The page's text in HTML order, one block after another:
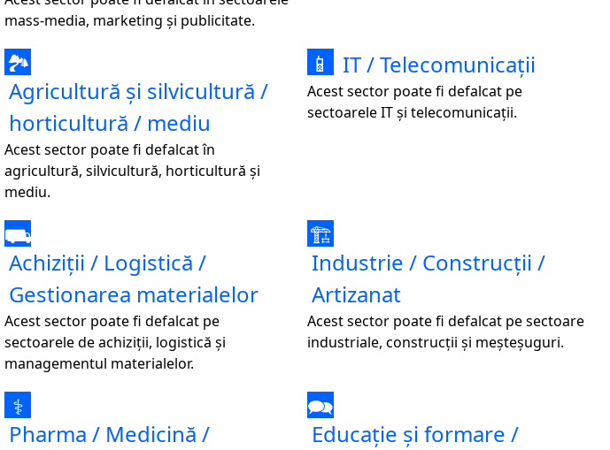
mass-media, marketing și publicitate.
🏞
Agricultură și silvicultură /
horticultură / mediu
Acest sector poate fi defalcat în
agricultură, silvicultură, horticultură și
mediu.
📱 IT / Telecomunicații
Acest sector poate fi defalcat pe
sectoarele IT și telecomunicații.
⛟
Achiziții / Logistică /
Gestionarea materialelor
Acest sector poate fi defalcat pe
sectoarele de achiziții, logistică și
managementul materialelor.
🏗
Industrie / Construcții /
Artizanat
Acest sector poate fi defalcat pe sectoare
industriale, construcții și meșteșuguri.
⚕
Pharma / Medicină /
🗪
Educație și formare /